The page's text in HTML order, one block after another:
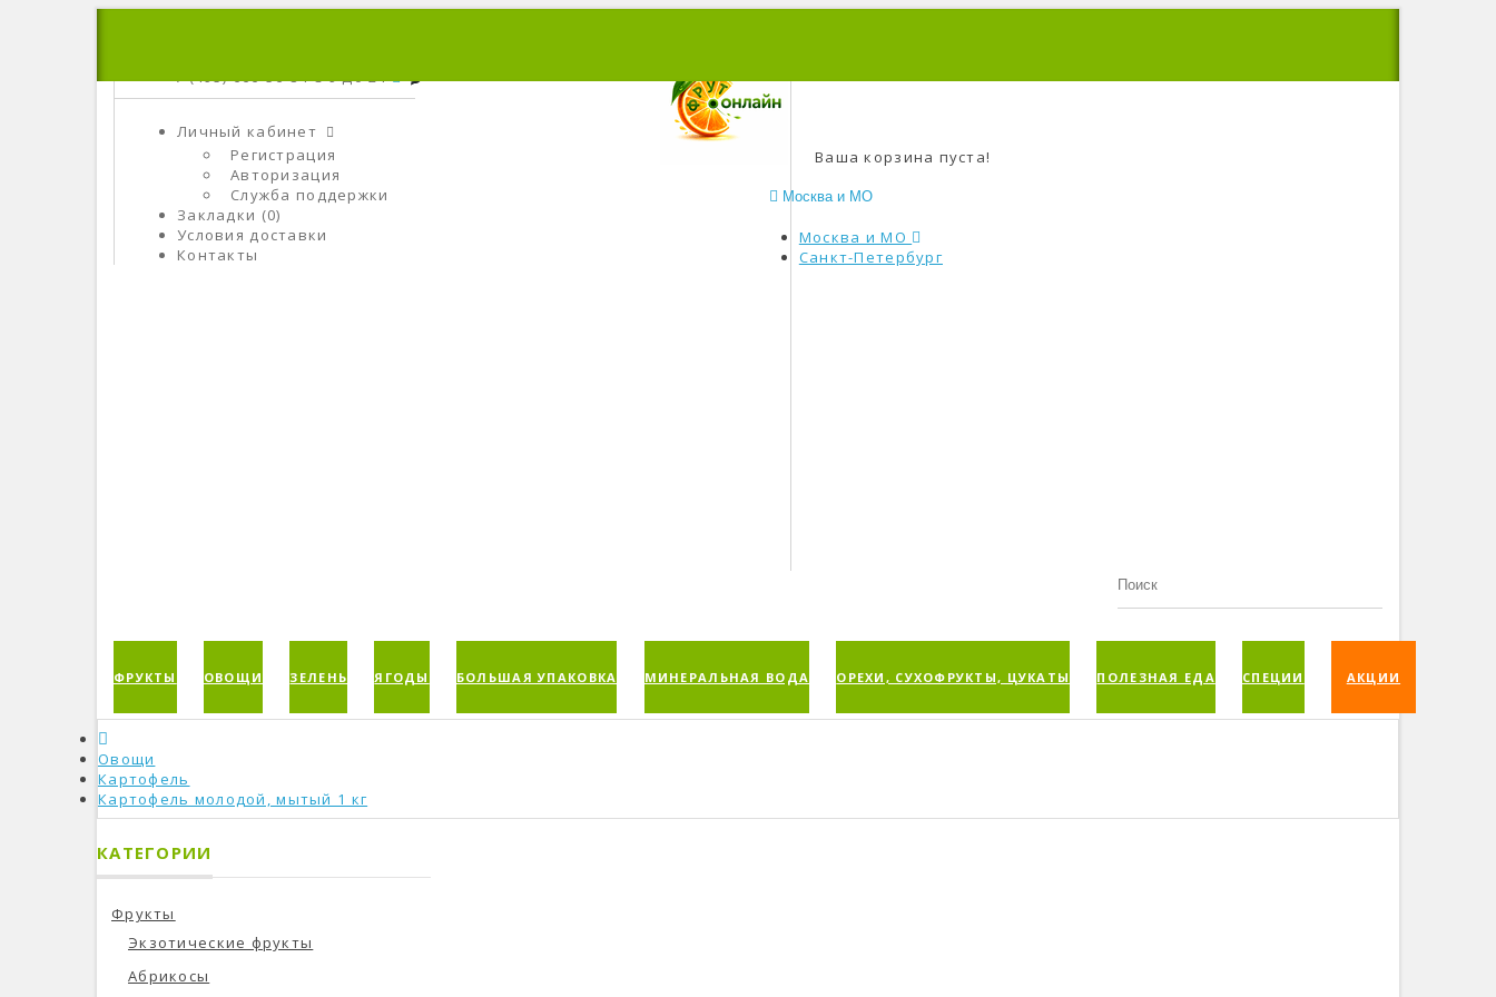
+7 (495) 666-56-84C 9 До 21
Личный кабинет
Регистрация
Авторизация
Служба поддержки
Закладки (0)
Условия доставки
Контакты
Ваша корзина пуста!
Москва и МО
Москва и МО
Санкт-Петербург
ФРУКТЫ ОВОЩИ ЗЕЛЕНЬ ЯГОДЫ БОЛЬШАЯ УПАКОВКА МИНЕРАЛЬНАЯ ВОДА ОРЕХИ, СУХОФРУКТЫ, ЦУКАТЫ ПОЛЕЗНАЯ ЕДА СПЕЦИИ АКЦИИ
Овощи
Картофель
Картофель молодой, мытый 1 кг
КАТЕГОРИИ
Фрукты
Экзотические фрукты
Абрикосы